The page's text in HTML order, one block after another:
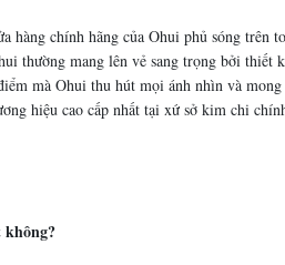
hàng chính hãng của Ohui phủ sóng trên
thường mang lên vẻ sang trọng bởi thiết
mà Ohui thu hút mọi ánh nhìn và
hiệu cao cấp nhất tại xứ sở kim chi
không?